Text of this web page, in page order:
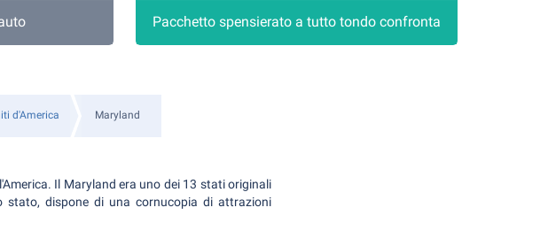
Pacchetto spensierato a tutto tondo confronta
d'America Maryland
Il Maryland era uno dei 13 stati originali
dispone di una cornucopia di attrazioni